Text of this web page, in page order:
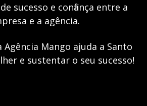
sucesso e confiança entre a
e a agência.
Agência Mango ajuda a Santo
e sustentar o seu sucesso!